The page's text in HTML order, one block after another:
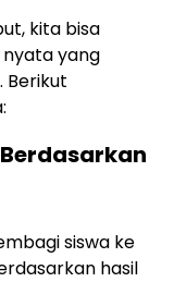
kita bisa
yang
Berikut
siswa ke
hasil